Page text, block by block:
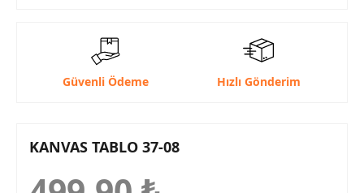
Güvenli Ödeme Hızlı Gönderim
KANVAS TABLO 37-08